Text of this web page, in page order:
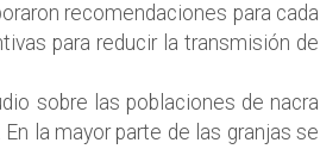
recomendaciones para cada
para reducir la transmisión de
sobre las poblaciones de nacra
la mayor parte de las granjas se